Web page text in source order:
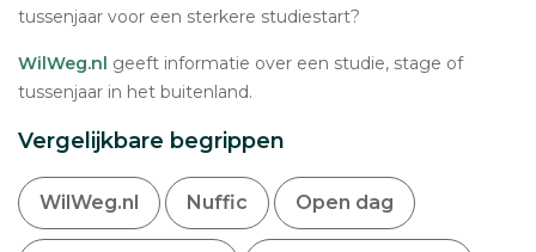
tussenjaar voor een sterkere studiestart?
WilWeg.nl geeft informatie over een studie, stage of
tussenjaar in het buitenland.
Vergelijkbare begrippen
WilWeg.nl Nuffic Open dag